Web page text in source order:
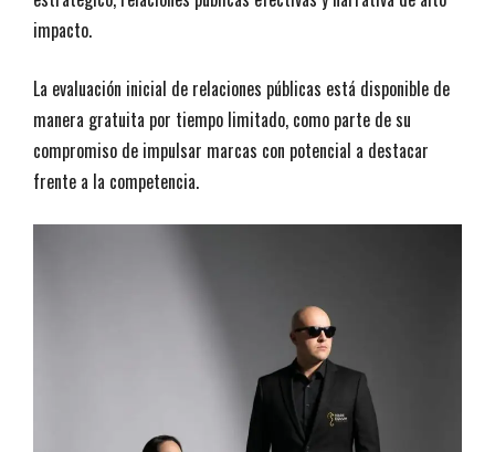
impacto.
La evaluación inicial de relaciones públicas está disponible de
manera gratuita por tiempo limitado, como parte de su
compromiso de impulsar marcas con potencial a destacar
frente a la competencia.